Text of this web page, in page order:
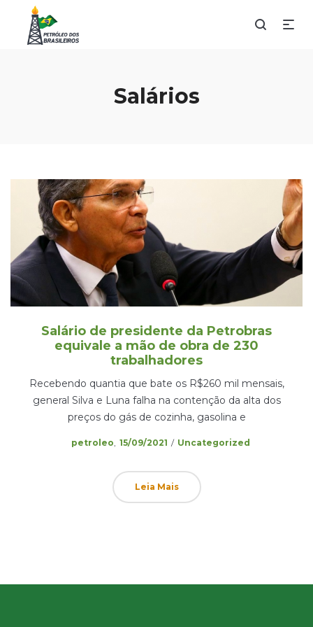
Salários
Salário de presidente da Petrobras
equivale a mão de obra de 230
trabalhadores
Recebendo quantia que bate os R$260 mil mensais,
general Silva e Luna falha na contenção da alta dos
preços do gás de cozinha, gasolina e
petroleo Posted
15/09/2021
Posted
Uncategorized
Leia Mais